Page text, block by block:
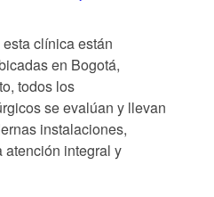
clínica están
en Bogotá,
todos los
se evalúan y llevan
instalaciones,
atención integral y